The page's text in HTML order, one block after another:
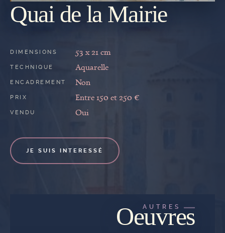
REVENIR
À LA
Quai de la Mairie
DIMENSIONS 53 x 21 cm
TECHNIQUE Aquarelle
ENCADREMENT Non
PRIX Entre 150 et 250 €
VENDU Oui
JE SUIS INTERESSÉ
AUTRES
Oeuvres